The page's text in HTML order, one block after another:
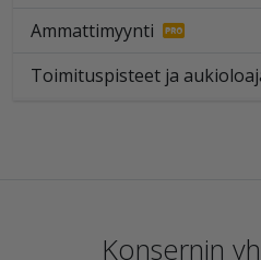
Ammattimyynti
Toimituspisteet ja
Konsernin